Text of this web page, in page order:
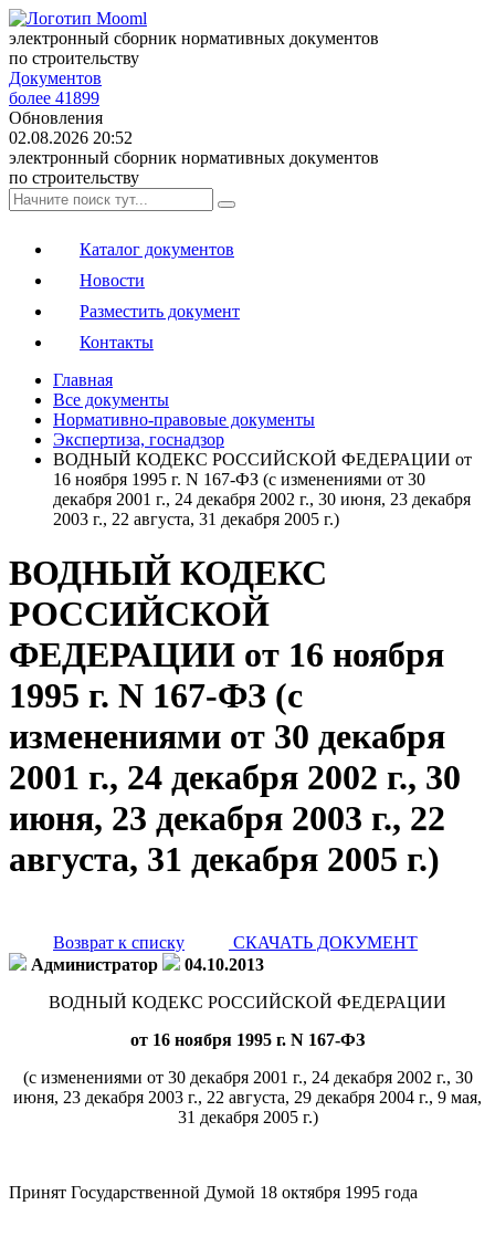
электронный сборник нормативных документов
по строительству
Документов
более 41899
Обновления
02.08.2026 20:52
электронный сборник нормативных документов
по строительству
Каталог документов
Новости
Разместить документ
Контакты
Главная
Все документы
Нормативно-правовые документы
Экспертиза, госнадзор
ВОДНЫЙ КОДЕКС РОССИЙСКОЙ ФЕДЕРАЦИИ от
16 ноября 1995 г. N 167-ФЗ (с изменениями от 30
декабря 2001 г., 24 декабря 2002 г., 30 июня, 23 декабря
2003 г., 22 августа, 31 декабря 2005 г.)
ВОДНЫЙ КОДЕКС
РОССИЙСКОЙ
ФЕДЕРАЦИИ от 16 ноября
1995 г. N 167-ФЗ (с
изменениями от 30 декабря
2001 г., 24 декабря 2002 г., 30
июня, 23 декабря 2003 г., 22
августа, 31 декабря 2005 г.)
Возврат к списку
СКАЧАТЬ ДОКУМЕНТ
Администратор
04.10.2013
ВОДНЫЙ КОДЕКС РОССИЙСКОЙ ФЕДЕРАЦИИ
от 16 ноября 1995 г. N 167-ФЗ
(с изменениями от 30 декабря 2001 г., 24 декабря 2002 г., 30
июня, 23 декабря 2003 г., 22 августа, 29 декабря 2004 г., 9 мая,
31 декабря 2005 г.)
Принят Государственной Думой 18 октября 1995 года